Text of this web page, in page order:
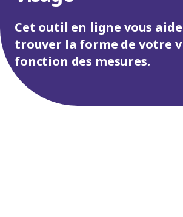
Cet outil en ligne vous
trouver la forme de votre
fonction des mesures.